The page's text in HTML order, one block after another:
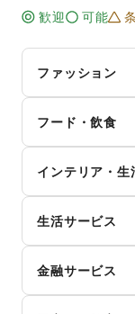
歓迎
可能
ファッション
レディースフ
ユニセックス
インナー・
キッズ・ベ
スポーツ
シーズナルウ
腕時計
靴
フード・飲食
和菓子
パン
お弁当・惣菜
軽食・ホット
コーヒー・
その他飲料
インテリア・生
寝具・ベッド
家具・家電
キッチン雑貨
掃除用品・生
文房具
生活サービス
インターネ
電気・ガス
ウォーターサ
金融サービス